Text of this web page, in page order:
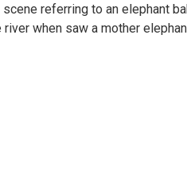
referring to an elephant
river when saw a mother